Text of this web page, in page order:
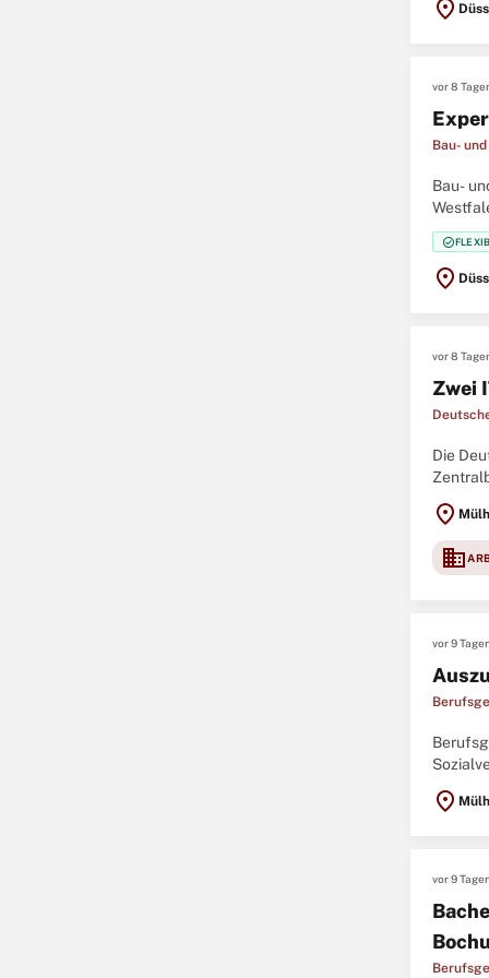
location_on
vor 8
Bau-
Bau-
und
check_circle
location_on
vor 8
Zwei
Die
location_on
domain
vor 9
location_on
vor 9